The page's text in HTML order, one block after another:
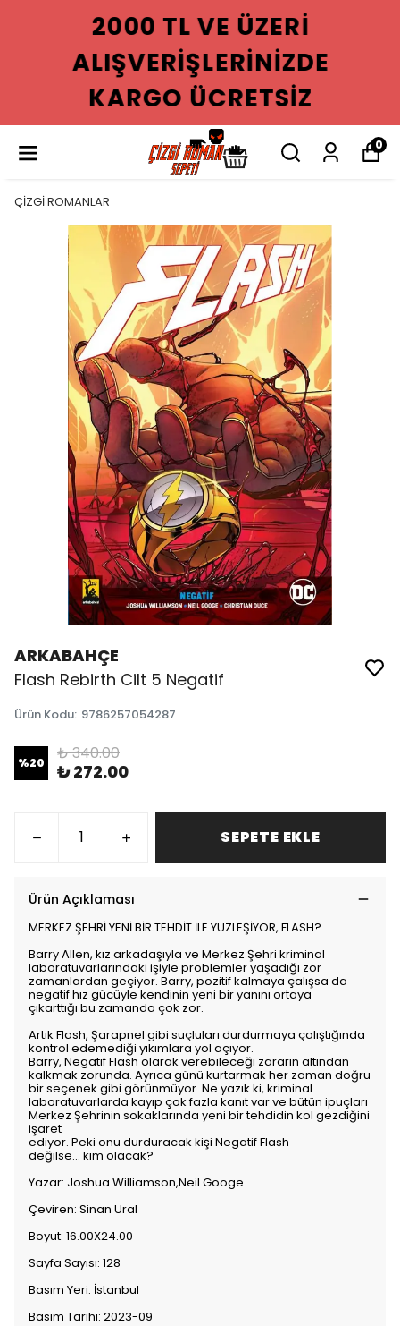
2000 TL VE ÜZERI
ALIŞVERIŞLERINIZDE
KARGO ÜCRETSIZ
0
ÇİZGİ ROMANLAR
ARKABAHÇE
Flash Rebirth Cilt 5 Negatif
Ürün Kodu: 9786257054287
%20 ₺ 340.00
₺ 272.00
SEPETE EKLE
Ürün Açıklaması
MERKEZ ŞEHRİ YENİ BİR TEHDİT İLE YÜZLEŞİYOR, FLASH?
Barry Allen, kız arkadaşıyla ve Merkez Şehri kriminal
laboratuvarlarındaki işiyle problemler yaşadığı zor
zamanlardan geçiyor. Barry, pozitif kalmaya çalışsa da
negatif hız gücüyle kendinin yeni bir yanını ortaya
çıkarttığı bu zamanda çok zor.
Artık Flash, Şarapnel gibi suçluları durdurmaya çalıştığında
kontrol edemediği yıkımlara yol açıyor.
Barry, Negatif Flash olarak verebileceği zararın altından
kalkmak zorunda. Ayrıca günü kurtarmak her zaman doğru
bir seçenek gibi görünmüyor. Ne yazık ki, kriminal
laboratuvarlarda kayıp çok fazla kanıt var ve bütün ipuçları
Merkez Şehrinin sokaklarında yeni bir tehdidin kol gezdiğini
işaret
ediyor. Peki onu durduracak kişi Negatif Flash
değilse… kim olacak?
Yazar: Joshua Williamson,Neil Googe
Çeviren: Sinan Ural
Boyut: 16.00X24.00
Sayfa Sayısı: 128
Basım Yeri: İstanbul
Basım Tarihi: 2023-09